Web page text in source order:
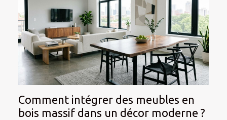
Comment intégrer des meubles en
bois massif dans un décor moderne ?